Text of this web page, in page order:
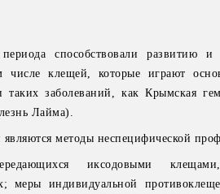
способствовали развитию и
числе клещей, которые играют
заболеваний, как Крымская
Лайма).
методы неспецифической
иксодовыми
меры индивидуальной